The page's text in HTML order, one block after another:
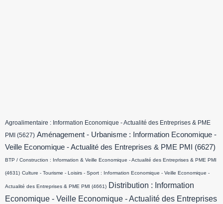
Agroalimentaire : Information Economique - Actualité des Entreprises & PME
PMI (5627) Aménagement - Urbanisme : Information Economique -
Veille Economique - Actualité des Entreprises & PME PMI
(6627)
BTP / Construction : Information & Veille Economique - Actualité des Entreprises & PME PMI
(4631) Culture - Tourisme - Loisirs - Sport : Information Economique - Veille Economique -
Actualité des Entreprises & PME PMI (4661) Distribution : Information
Economique - Veille Economique - Actualité des Entreprises